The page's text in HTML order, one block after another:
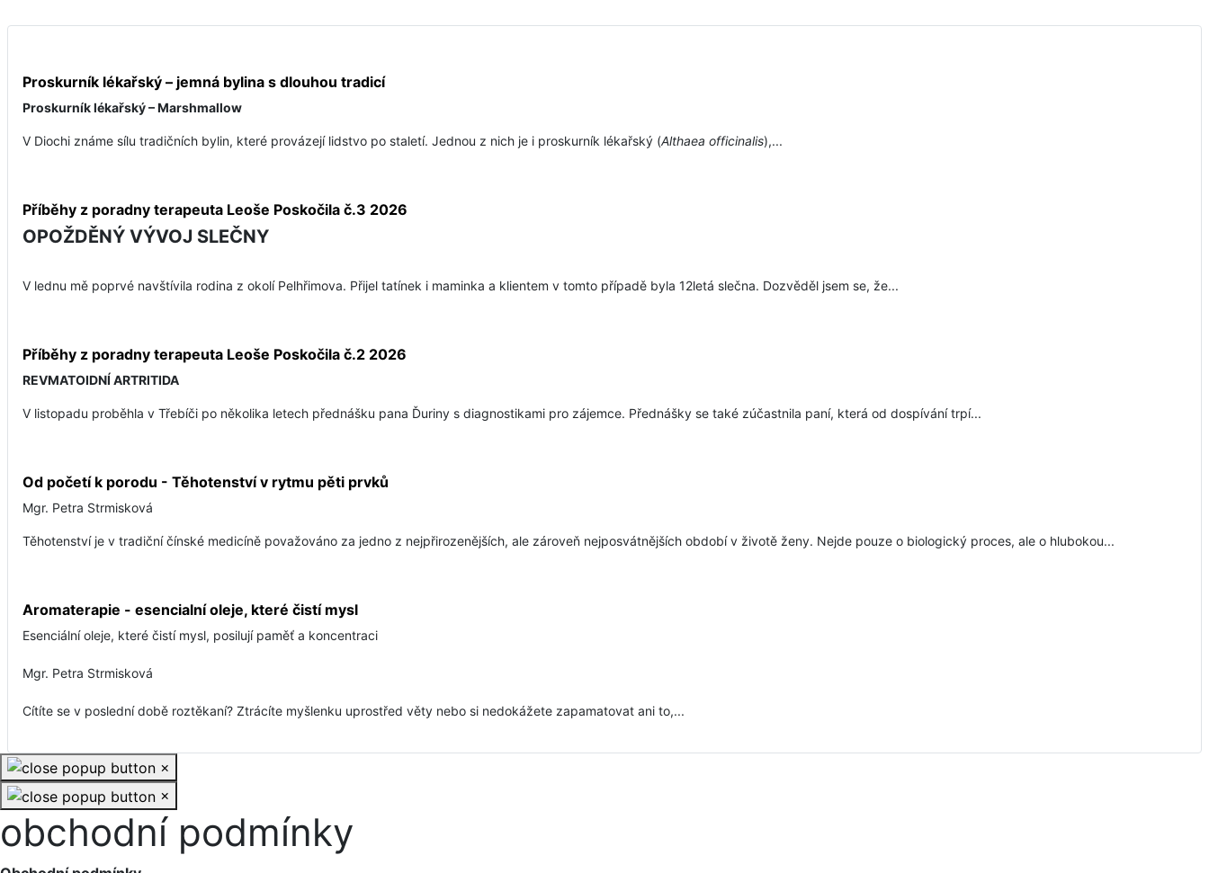
Proskurník lékařský – jemná bylina s dlouhou tradicí
Proskurník lékařský – Marshmallow
V Diochi známe sílu tradičních bylin, které provázejí lidstvo po staletí. Jednou z nich je i proskurník lékařský (Althaea officinalis),...
Příběhy z poradny terapeuta Leoše Poskočila č.3 2026
OPOŽDĚNÝ VÝVOJ SLEČNY
V lednu mě poprvé navštívila rodina z okolí Pelhřimova. Přijel tatínek i maminka a klientem v tomto případě byla 12letá slečna. Dozvěděl jsem se, že...
Příběhy z poradny terapeuta Leoše Poskočila č.2 2026
REVMATOIDNÍ ARTRITIDA
V listopadu proběhla v Třebíči po několika letech přednášku pana Ďuriny s diagnostikami pro zájemce. Přednášky se také zúčastnila paní, která od dospívání trpí...
Od početí k porodu - Těhotenství v rytmu pěti prvků
Mgr. Petra Strmisková
Těhotenství je v tradiční čínské medicíně považováno za jedno z nejpřirozenějších, ale zároveň nejposvátnějších období v životě ženy. Nejde pouze o biologický proces, ale o hlubokou...
Aromaterapie - esencialní oleje, které čistí mysl
Esenciální oleje, které čistí mysl, posilují paměť a koncentraci
Mgr. Petra Strmisková
Cítíte se v poslední době roztěkaní? Ztrácíte myšlenku uprostřed věty nebo si nedokážete zapamatovat ani to,...
×
×
obchodní podmínky